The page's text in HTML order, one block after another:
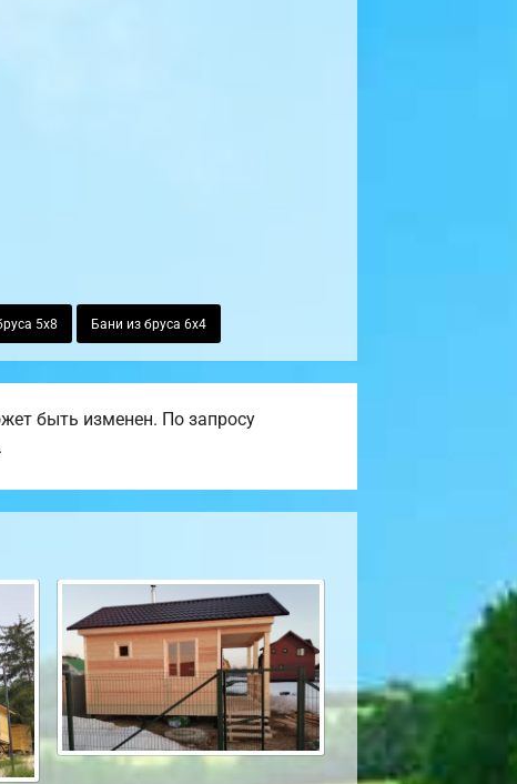
5х8 Бани из бруса 6х4
быть изменен. По запросу